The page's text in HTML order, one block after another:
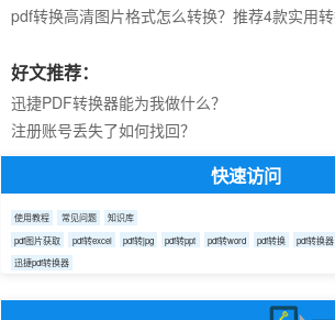
pdf转换高清图片格式怎么转换？推荐4款实用
好文推荐：
迅捷PDF转换器能为我做什么？
注册账号丢失了如何找回？
快速访问
使用教程 常见问题
知识库
pdf图片获取
pdf转excel pdf转jpg pdf转ppt pdf转word pdf转换 pdf转换器
迅捷pdf转换器